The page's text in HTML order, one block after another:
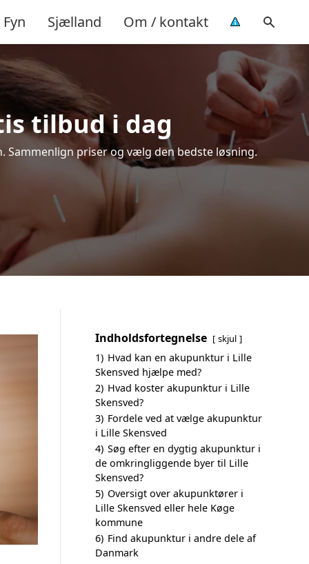
Fyn Sjælland Om / kontakt
tilbud i dag
Sammenlign priser og vælg den bedste løsning.
Indholdsfortegnelse skjul
1) Hvad kan en akupunktur i Lille
Skensved hjælpe med?
2) Hvad koster akupunktur i Lille
Skensved?
3) Fordele ved at vælge akupunktur
i Lille Skensved
4) Søg efter en dygtig akupunktur i
de omkringliggende byer til Lille
Skensved?
5) Oversigt over akupunktører i
Lille Skensved eller hele Køge
kommune
6) Find akupunktur i andre dele af
Danmark